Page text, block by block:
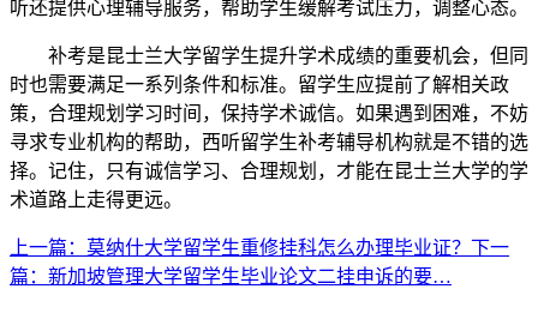
听还提供心理辅导服务，帮助学生缓解考试压力，调整心态。
补考是昆士兰大学留学生提升学术成绩的重要机会，但同
时也需要满足一系列条件和标准。留学生应提前了解相关政
策，合理规划学习时间，保持学术诚信。如果遇到困难，不妨
寻求专业机构的帮助，西听留学生补考辅导机构就是不错的选
择。记住，只有诚信学习、合理规划，才能在昆士兰大学的学
术道路上走得更远。
上一篇 ：莫纳什大学留学生重修挂科怎么办理毕业证？ 下一
篇 ：新加坡管理大学留学生毕业论文二挂申诉的要…